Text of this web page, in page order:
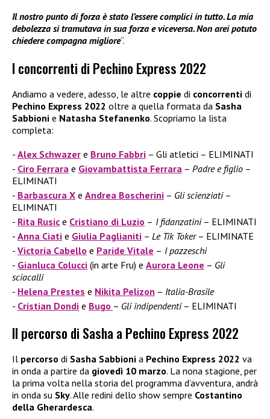
Il nostro punto di forza è stato l’essere complici in tutto. La mia
debolezza si tramutava in sua forza e viceversa. Non arei potuto
chiedere compagna migliore“.
I concorrenti di Pechino Express 2022
Andiamo a vedere, adesso, le altre coppie di concorrenti di
Pechino Express 2022 oltre a quella formata da Sasha
Sabbioni e Natasha Stefanenko. Scopriamo la lista
completa:
Alex Schwazer e Bruno Fabbri – Gli atletici – ELIMINATI
Ciro Ferrara e Giovambattista Ferrara – Padre e figlio –
ELIMINATI
Barbascura X e Andrea Boscherini – Gli scienziati–
ELIMINATI
Rita Rusic e Cristiano di Luzio – I fidanzatini– ELIMINATI
Anna Ciati e Giulia Paglianiti – Le Tik Toker– ELIMINATE
Victoria Cabello e Paride Vitale – I pazzeschi
Gianluca Colucci (in arte Fru) e Aurora Leone – Gli
sciacalli
Helena Prestes e Nikita Pelizon – Italia-Brasile
Cristian Dondi e Bugo – Gli indipendenti– ELIMINATI
Il percorso di Sasha a Pechino Express 2022
Il percorso di Sasha Sabbioni a Pechino Express 2022 va
in onda a partire da giovedì 10 marzo. La nona stagione, per
la prima volta nella storia del programma d’avventura, andrà
in onda su Sky. Alle redini dello show sempre Costantino
della Gherardesca.